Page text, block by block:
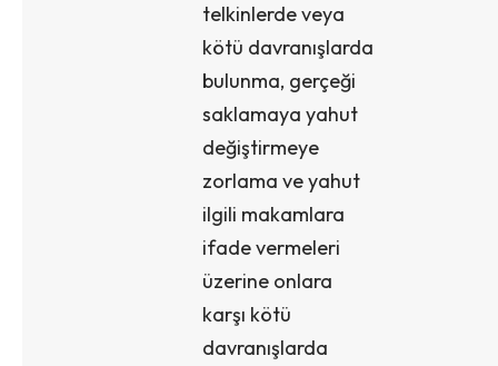
telkinlerde veya
kötü davranışlarda
bulunma, gerçeği
saklamaya yahut
değiştirmeye
zorlama ve yahut
ilgili makamlara
ifade vermeleri
üzerine onlara
karşı kötü
davranışlarda